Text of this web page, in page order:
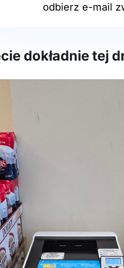
odbierz e-mail
dokładnie tej